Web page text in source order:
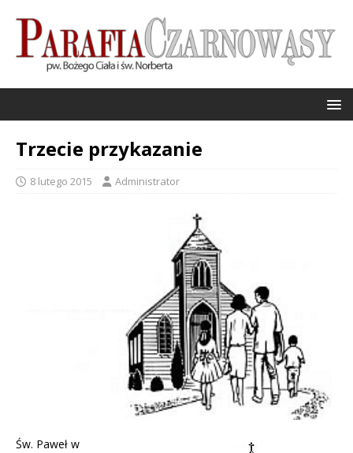
Trzecie przykazanie
8 lutego 2015 Administrator
Św. Paweł w